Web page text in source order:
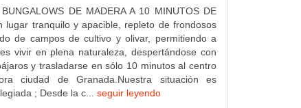
DE MADERA A 10 MINUTOS DE
lugar tranquilo y apacible, repleto de frondosos
de campos de cultivo y olivar, permitiendo a
vivir en plena naturaleza, despertándose con
y trasladarse en sólo 10 minutos al centro
ciudad de Granada.Nuestra situación es
; Desde la c... seguir leyendo